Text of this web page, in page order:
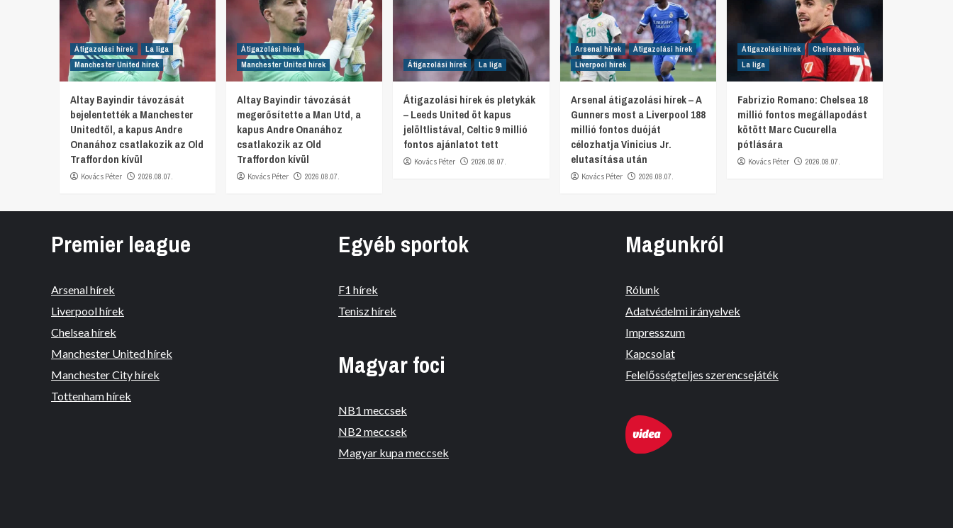
Átigazolási hírek
La liga
Manchester United hírek
Altay Bayindir távozását
bejelentették a Manchester
Unitedtől, a kapus Andre
Onanához csatlakozik az Old
Traffordon kívül
Kovács Péter 2026.08.07.
Átigazolási hírek
Manchester United hírek
Altay Bayindir távozását
megerősítette a Man Utd, a
kapus Andre Onanához
csatlakozik az Old
Traffordon kívül
Kovács Péter 2026.08.07.
Átigazolási hírek La liga
Átigazolási hírek és pletykák
– Leeds United öt kapus
jelöltlistával, Celtic 9 millió
fontos ajánlatot tett
Kovács Péter 2026.08.07.
Arsenal hírek
Átigazolási hírek
Liverpool hírek
Arsenal átigazolási hírek – A
Gunners most a Liverpool 188
millió fontos duóját
célozhatja Vinicius Jr.
elutasítása után
Kovács Péter 2026.08.07.
Átigazolási hírek
Chelsea hírek
La liga
Fabrizio Romano: Chelsea 18
millió fontos megállapodást
kötött Marc Cucurella
pótlására
Kovács Péter 2026.08.07.
Premier league
Arsenal hírek
Liverpool hírek
Chelsea hírek
Manchester United hírek
Manchester City hírek
Tottenham hírek
Egyéb sportok
F1 hírek
Tenisz hírek
Magyar foci
NB1 meccsek
NB2 meccsek
Magyar kupa meccsek
Magunkról
Rólunk
Adatvédelmi irányelvek
Impresszum
Kapcsolat
Felelősségteljes szerencsejáték